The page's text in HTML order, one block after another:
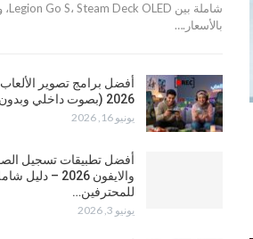
بالأسعار.…
أفضل برامج تصوير
2026 (بصوت داخلي وبدون لاج)
يونيو 16, 2026
أفضل تطبيقات تسجيل
والايفون 2026 – دليل
للمحترفين…
يونيو 3, 2026